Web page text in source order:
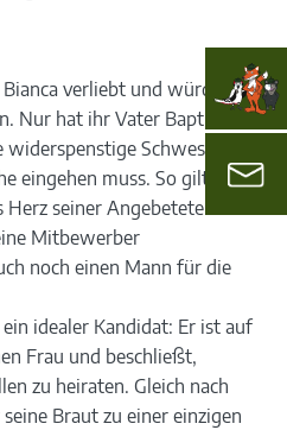
verliebt und würde sie
Nur hat ihr Vater Baptista
Schwester
eingehen muss. So gilt es
seiner Angebeteten zu
Mitbewerber
noch einen Mann für die
idealer Kandidat: Er ist auf
Frau und beschließt,
zu heiraten. Gleich nach
Braut zu einer einzigen